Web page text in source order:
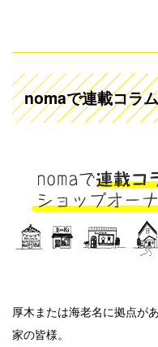
nomaで連載コラ
厚木または海老名に拠点が
家の皆様。